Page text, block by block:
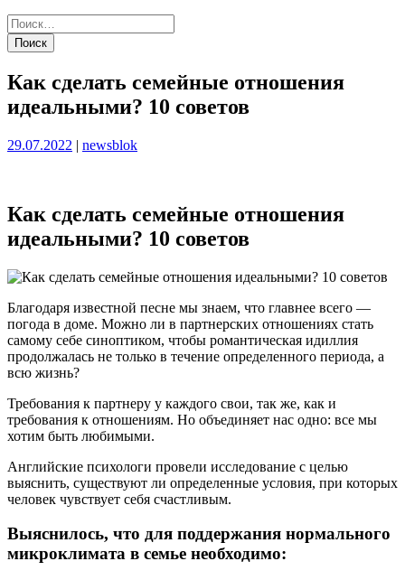
Как сделать семейные отношения
идеальными? 10 советов
Опубликовано
29.07.2022 | Опубликовано
newsblok
Как сделать семейные отношения
идеальными? 10 советов
Благодаря известной песне мы знаем, что главнее всего —
погода в доме. Можно ли в партнерских отношениях стать
самому себе синоптиком, чтобы романтическая идиллия
продолжалась не только в течение определенного периода, а
всю жизнь?
Требования к партнеру у каждого свои, так же, как и
требования к отношениям. Но объединяет нас одно: все мы
хотим быть любимыми.
Английские психологи провели исследование с целью
выяснить, существуют ли определенные условия, при которых
человек чувствует себя счастливым.
Выяснилось, что для поддержания нормального
микроклимата в семье необходимо: